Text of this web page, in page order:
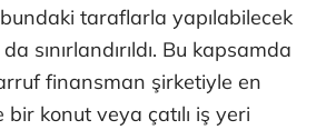
taraflarla yapılabilecek
sınırlandırıldı. Bu kapsamda
finansman şirketiyle en
konut veya çatılı iş yeri